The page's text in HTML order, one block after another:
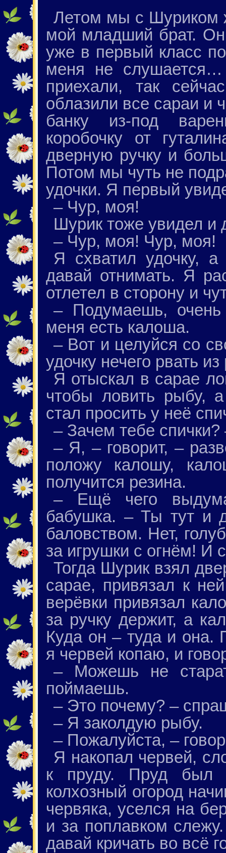
Летом мы с Шуриком
мой младший брат.
уже в первый класс
меня не
приехали, так
облазили все сараи и
банку из-под
коробочку от
дверную ручку и
Потом мы чуть не
удочки. Я первый
– Чур, моя!
Шурик тоже увидел и
– Чур, моя! Чур, моя!
Я схватил удочку,
давай отнимать. Я
отлетел в сторону и
– Подумаешь,
меня есть калоша.
– Вот и целуйся со
удочку нечего рвать из
Я отыскал в сарае
чтобы ловить рыбу,
стал просить у неё
– Зачем тебе
– Я, – говорит, –
положу калошу,
получится резина.
– Ещё чего
бабушка. – Ты тут и
баловством. Нет,
за игрушки с огнём! И
Тогда Шурик взял
сарае, привязал к
верёвки привязал
за ручку держит, а
Куда он – туда и она.
я червей копаю, и
– Можешь не
поймаешь.
– Это почему? –
– Я заколдую рыбу.
– Пожалуйста, –
Я накопал червей,
к пруду. Пруд был
колхозный огород
червяка, уселся на
и за поплавком
давай кричать во всё